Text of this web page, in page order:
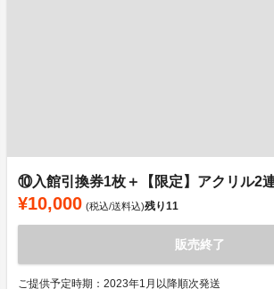
⑩入館引換券1枚＋【限定】アクリル2
¥10,000 (税込/送料込)残り11
販売終了
ご提供予定時期：2023年1月以降順次発送